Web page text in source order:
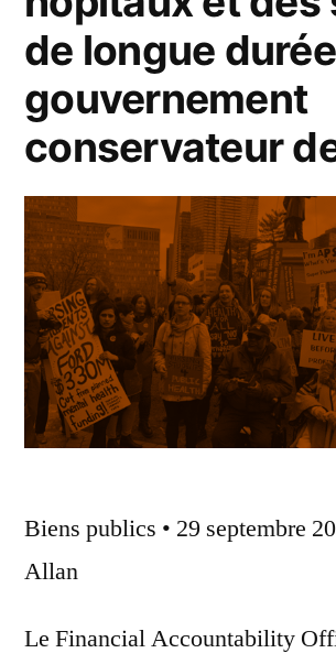
de longue
gouvernement
conservateur
Biens publics • 29 septembre
Allan
Le Financial Accountability